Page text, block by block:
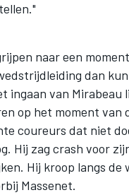
naar een
dan
ingaan van
op het moment van
coureurs dat niet
Hij zag crash voor
Hij kroop langs de
Massenet.